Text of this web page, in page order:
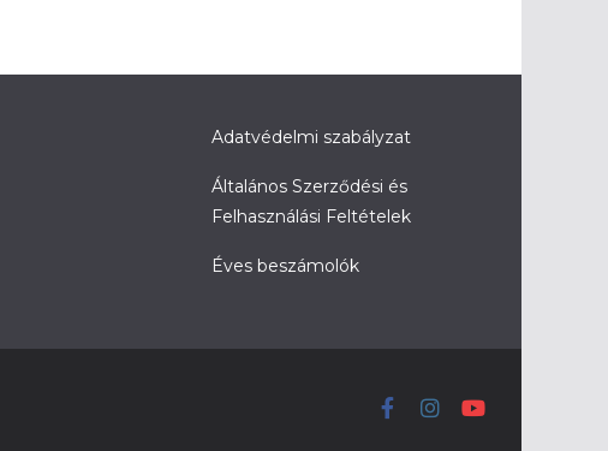
Adatvédelmi szabályzat
Általános Szerződési és
Felhasználási Feltételek
Éves beszámolók